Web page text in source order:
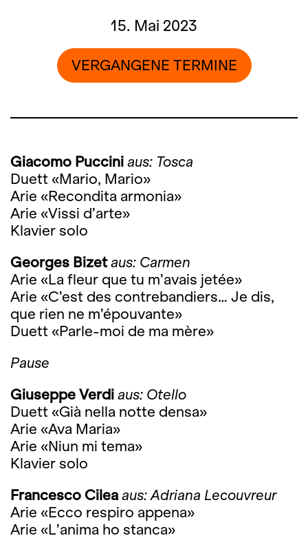
15. Mai 2023
VERGANGENE TERMINE
Giacomo Puccini aus: Tosca
Duett «Mario, Mario»
Arie «Recondita armonia»
Arie «Vissi d’arte»
Klavier solo
Georges Bizetaus: Carmen
Arie «La fleur que tu m’avais jetée»
Arie «C’est des contrebandiers… Je dis,
que rien ne m’épouvante»
Duett «Parle-moi de ma mère»
Pause
Giuseppe Verdi aus: Otello
Duett «Già nella notte densa»
Arie «Ava Maria»
Arie «Niun mi tema»
Klavier solo
Francesco Cilea aus: Adriana Lecouvreur
Arie «Ecco respiro appena»
Arie «L’anima ho stanca»